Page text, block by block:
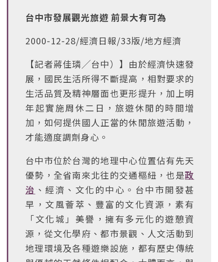
台中市發展觀光旅遊 前景大有可為
2000-12-28/經濟日報/33版/地方經濟
【記者蔣佳璘╱台中）】由於經濟快速發
展，國民生活所得不斷提高，相對要求的
生活品質及精神層面也更形提升，加上明
年起實施周休二日，旅遊休閒的時間增
加，如何提供國人正當的休閒旅遊活動，
才能適度調劑身心。
台中市位於台灣的地理中心位置佔有先天
優勢，全省南來北往的交通樞紐，也是政
治 、經濟、文化的中心。台中市開發甚
早，文風薈萃、豐富的文化資源，素有
「文化城」美譽，擁有多元化的遊憩資
源，從文化學府、都市景觀、人文活動到
地理環境及各種遊樂設施，都有歷史傳統